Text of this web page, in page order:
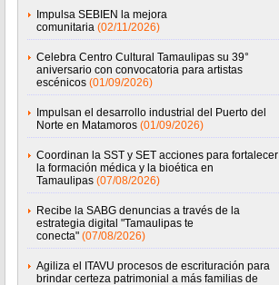
Impulsa SEBIEN la mejora
comunitaria (02/11/2026)
Celebra Centro Cultural Tamaulipas su 39°
aniversario con convocatoria para artistas
escénicos (01/09/2026)
Impulsan el desarrollo industrial del Puerto del
Norte en Matamoros (01/09/2026)
Coordinan la SST y SET acciones para fortalecer
la formación médica y la bioética en
Tamaulipas (07/08/2026)
Recibe la SABG denuncias a través de la
estrategia digital "Tamaulipas te
conecta" (07/08/2026)
Agiliza el ITAVU procesos de escrituración para
brindar certeza patrimonial a más familias de